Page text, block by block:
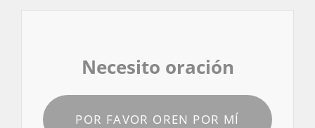
Necesito oración
POR FAVOR OREN POR MÍ